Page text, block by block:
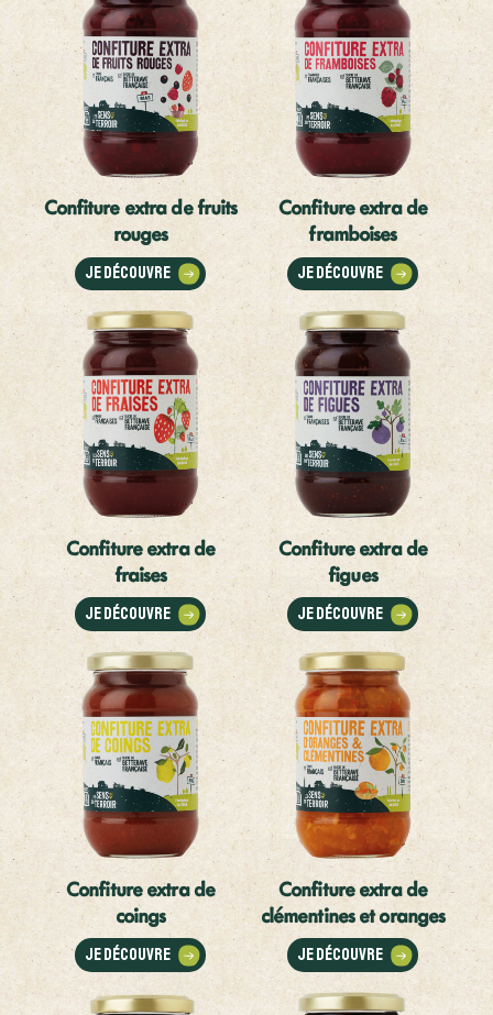
Confiture extra de fruits
rouges
Je découvre
Confiture extra de
framboises
Je découvre
Confiture extra de
fraises
Je découvre
Confiture extra de
figues
Je découvre
Confiture extra de
coings
Je découvre
Confiture extra de
clémentines et oranges
Je découvre